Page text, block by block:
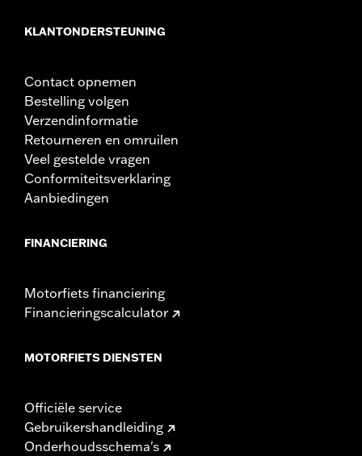
KLANTONDERSTEUNING
Contact opnemen
Bestelling volgen
Verzendinformatie
Retourneren en omruilen
Veel gestelde vragen
Conformiteitsverklaring
Aanbiedingen
FINANCIERING
Motorfiets financiering
Financieringscalculator
MOTORFIETS DIENSTEN
Officiële service
Gebruikershandleiding
Onderhoudsschema's